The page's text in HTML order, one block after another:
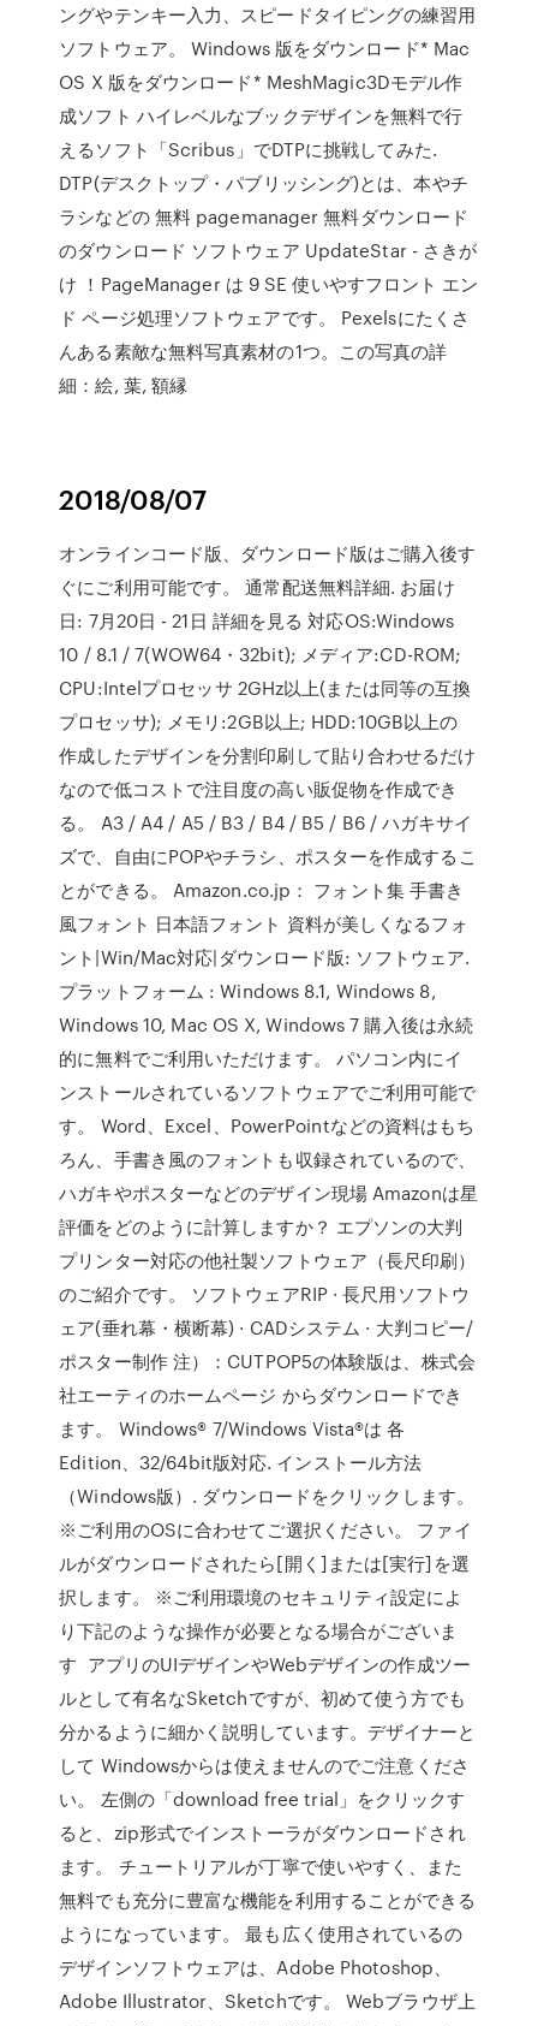
ングやテンキー入力、スピードタイピングの練習用
ソフトウェア。 Windows 版をダウンロード* Mac
OS X 版をダウンロード* MeshMagic3Dモデル作
成ソフト ハイレベルなブックデザインを無料で行
えるソフト「Scribus」でDTPに挑戦してみた.
DTP(デスクトップ・パブリッシング)とは、本やチ
ラシなどの 無料 pagemanager 無料ダウンロード
のダウンロード ソフトウェア UpdateStar - さきが
け ！PageManager は 9 SE 使いやすフロント エン
ド ページ処理ソフトウェアです。 Pexelsにたくさ
んある素敵な無料写真素材の1つ。この写真の詳
細：絵, 葉, 額縁
2018/08/07
オンラインコード版、ダウンロード版はご購入後す
ぐにご利用可能です。 通常配送無料詳細. お届け
日: 7月20日 - 21日 詳細を見る 対応OS:Windows
10 / 8.1 / 7(WOW64・32bit); メディア:CD-ROM;
CPU:Intelプロセッサ 2GHz以上(または同等の互換
プロセッサ); メモリ:2GB以上; HDD:10GB以上の
作成したデザインを分割印刷して貼り合わせるだけ
なので低コストで注目度の高い販促物を作成でき
る。 A3 / A4 / A5 / B3 / B4 / B5 / B6 / ハガキサイ
ズで、自由にPOPやチラシ、ポスターを作成するこ
とができる。 Amazon.co.jp： フォント集 手書き
風フォント 日本語フォント 資料が美しくなるフォ
ント|Win/Mac対応|ダウンロード版: ソフトウェア.
プラットフォーム : Windows 8.1, Windows 8,
Windows 10, Mac OS X, Windows 7 購入後は永続
的に無料でご利用いただけます。 パソコン内にイ
ンストールされているソフトウェアでご利用可能で
す。 Word、Excel、PowerPointなどの資料はもち
ろん、手書き風のフォントも収録されているので、
ハガキやポスターなどのデザイン現場 Amazonは星
評価をどのように計算しますか？ エプソンの大判
プリンター対応の他社製ソフトウェア（長尺印刷）
のご紹介です。 ソフトウェアRIP · 長尺用ソフトウ
ェア(垂れ幕・横断幕) · CADシステム · 大判コピー/
ポスター制作 注）：CUTPOP5の体験版は、株式会
社エーティのホームページ からダウンロードでき
ます。 Windows® 7/Windows Vista®は 各
Edition、32/64bit版対応. インストール方法
（Windows版）. ダウンロードをクリックします。
※ご利用のOSに合わせてご選択ください。 ファイ
ルがダウンロードされたら[開く]または[実行]を選
択します。 ※ご利用環境のセキュリティ設定によ
り下記のような操作が必要となる場合がございま
す アプリのUIデザインやWebデザインの作成ツー
ルとして有名なSketchですが、初めて使う方でも
分かるように細かく説明しています。デザイナーと
して Windowsからは使えませんのでご注意くださ
い。 左側の「download free trial」をクリックす
ると、zip形式でインストーラがダウンロードされ
ます。 チュートリアルが丁寧で使いやすく、また
無料でも充分に豊富な機能を利用することができる
ようになっています。 最も広く使用されているの
デザインソフトウェアは、Adobe Photoshop、
Adobe Illustrator、Sketchです。 Webブラウザ上